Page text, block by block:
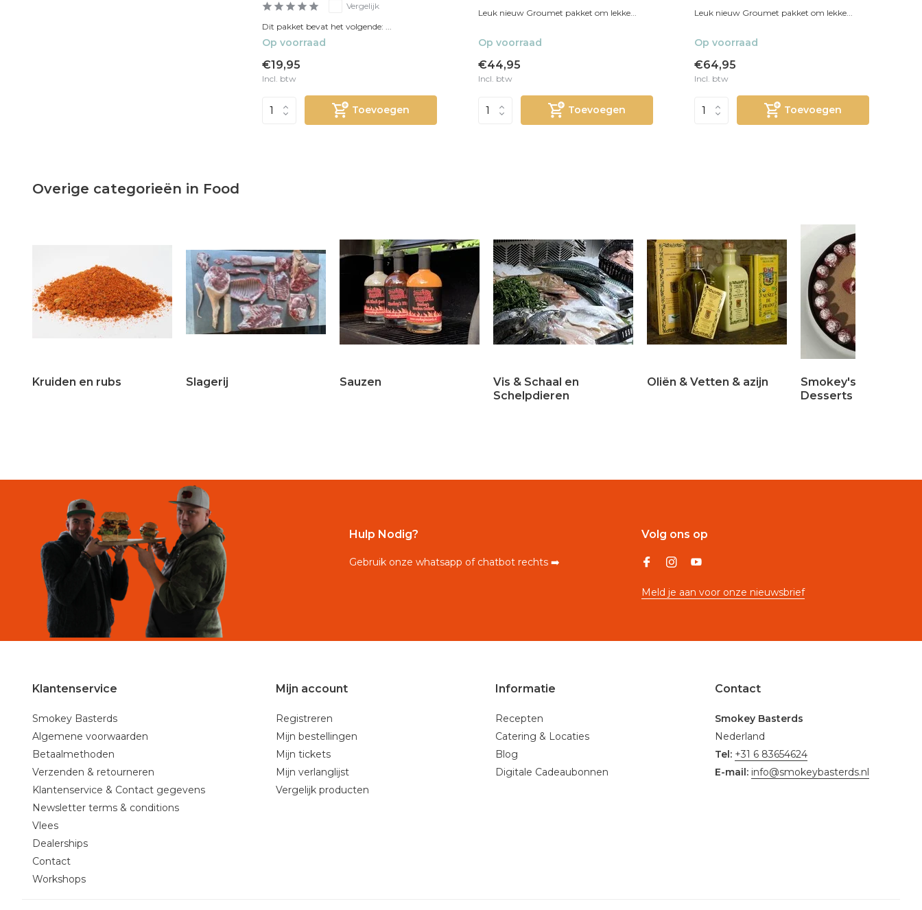
Vergelijk
Dit pakket bevat het volgende: ...
Op voorraad
€19,95
Incl. btw
Toevoegen
Leuk nieuw Groumet pakket om lekke...
Op voorraad
€44,95
Incl. btw
Toevoegen
Leuk nieuw Groumet pakket om lekke...
Op voorraad
€64,95
Incl. btw
Toevoegen
Overige categorieën in Food
Kruiden en rubs Slagerij Sauzen
Vis & Schaal en
Schelpdieren
Oliën & Vetten & azijn
Smokey's Sweets &
Desserts
Hulp Nodig?
Gebruik onze whatsapp of chatbot rechts ➡️
Volg ons op
Meld je aan voor onze nieuwsbrief
Klantenservice
Smokey Basterds
Algemene voorwaarden
Betaalmethoden
Verzenden & retourneren
Klantenservice & Contact gegevens
Newsletter terms & conditions
Vlees
Dealerships
Contact
Workshops
Mijn account
Registreren
Mijn bestellingen
Mijn tickets
Mijn verlanglijst
Vergelijk producten
Informatie
Recepten
Catering & Locaties
Blog
Digitale Cadeaubonnen
Contact
Smokey Basterds
Nederland
Tel: +31 6 83654624
E-mail: info@smokeybasterds.nl